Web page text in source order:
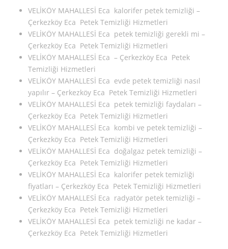
VELİKÖY MAHALLESİ Eca kalorifer petek temizliği –
Çerkezköy Eca Petek Temizliği Hizmetleri
VELİKÖY MAHALLESİ Eca petek temizliği gerekli mi –
Çerkezköy Eca Petek Temizliği Hizmetleri
VELİKÖY MAHALLESİ Eca – Çerkezköy Eca Petek
Temizliği Hizmetleri
VELİKÖY MAHALLESİ Eca evde petek temizliği nasıl
yapılır – Çerkezköy Eca Petek Temizliği Hizmetleri
VELİKÖY MAHALLESİ Eca petek temizliği faydaları –
Çerkezköy Eca Petek Temizliği Hizmetleri
VELİKÖY MAHALLESİ Eca kombi ve petek temizliği –
Çerkezköy Eca Petek Temizliği Hizmetleri
VELİKÖY MAHALLESİ Eca doğalgaz petek temizliği –
Çerkezköy Eca Petek Temizliği Hizmetleri
VELİKÖY MAHALLESİ Eca kalorifer petek temizliği
fiyatları – Çerkezköy Eca Petek Temizliği Hizmetleri
VELİKÖY MAHALLESİ Eca radyatör petek temizliği –
Çerkezköy Eca Petek Temizliği Hizmetleri
VELİKÖY MAHALLESİ Eca petek temizliği ne kadar –
Çerkezköy Eca Petek Temizliği Hizmetleri